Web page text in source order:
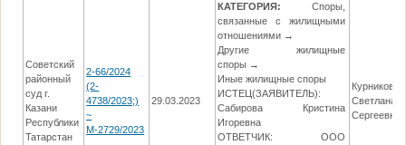
Советский
районный
суд г.
Казани
Республики
Татарстан
2-66/2024
(2-
4738/2023;)
~
М-2729/2023
29.03.2023
КАТЕГОРИЯ:
Споры,
связанные с жилищными
отношениями →
Другие жилищные
споры →
Иные жилищные споры
ИСТЕЦ(ЗАЯВИТЕЛЬ):
Сабирова Кристина
Игоревна
ОТВЕТЧИК: ООО
Курникова
Светлана
Сергеевна